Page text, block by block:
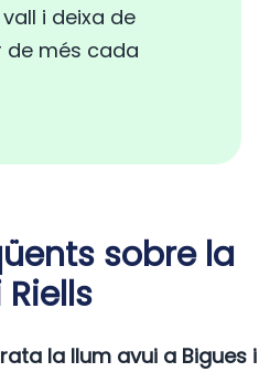
i deixa de
de més cada
sobre la
la llum avui a Bigues i